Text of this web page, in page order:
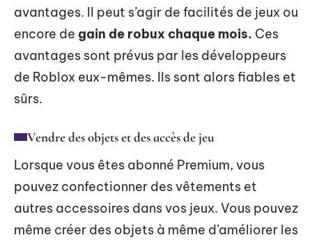
avantages. Il peut s’agir de facilités de jeux ou
encore de gain de robux chaque mois. Ces
avantages sont prévus par les développeurs
de Roblox eux-mêmes. Ils sont alors fiables et
sûrs.
Vendre des objets et des accès de jeu
Lorsque vous êtes abonné Premium, vous
pouvez confectionner des vêtements et
autres accessoires dans vos jeux. Vous pouvez
même créer des objets à même d’améliorer les